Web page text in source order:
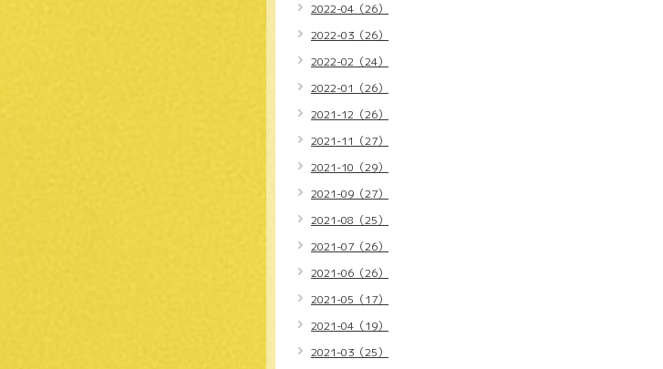
2022-04（26）
2022-03（26）
2022-02（24）
2022-01（26）
2021-12（26）
2021-11（27）
2021-10（29）
2021-09（27）
2021-08（25）
2021-07（26）
2021-06（26）
2021-05（17）
2021-04（19）
2021-03（25）